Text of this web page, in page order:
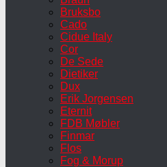
Bruksbo
Cado
Cidue Italy
Cor
De Sede
Dietiker
Dux
Erik Jorgensen
Eternit
FDB Møbler
Finmar
Flos
Fog & Morup